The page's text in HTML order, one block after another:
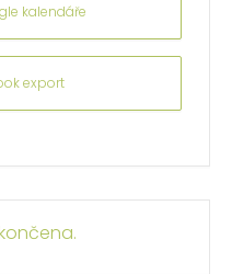
kalendáře
export